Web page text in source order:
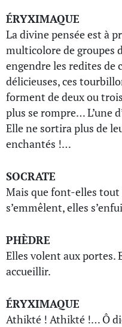
ÉRYXIMAQUE
La divine pensée est à
multicolore de groupes
engendre les redites de
délicieuses, ces
forment de deux ou
plus se rompre… L’une
Elle ne sortira plus de
enchantés !…
SOCRATE
Mais que font-elles tout
s’emmêlent, elles
PHÈDRE
Elles volent aux portes.
accueillir.
ÉRYXIMAQUE
Athikté ! Athikté !… Ô